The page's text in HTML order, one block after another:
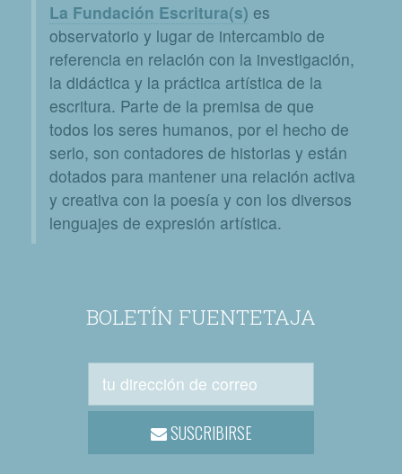
La Fundación Escritura(s) es
observatorio y lugar de intercambio de
referencia en relación con la investigación,
la didáctica y la práctica artística de la
escritura. Parte de la premisa de que
todos los seres humanos, por el hecho de
serlo, son contadores de historias y están
dotados para mantener una relación activa
y creativa con la poesía y con los diversos
lenguajes de expresión artística.
BOLETÍN FUENTETAJA
SUSCRIBIRSE